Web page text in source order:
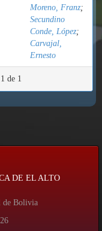
Moreno, Franz;
Secundino
Conde, López;
Carvajal,
Ernesto
de 1
DE EL ALTO
de Bolivia